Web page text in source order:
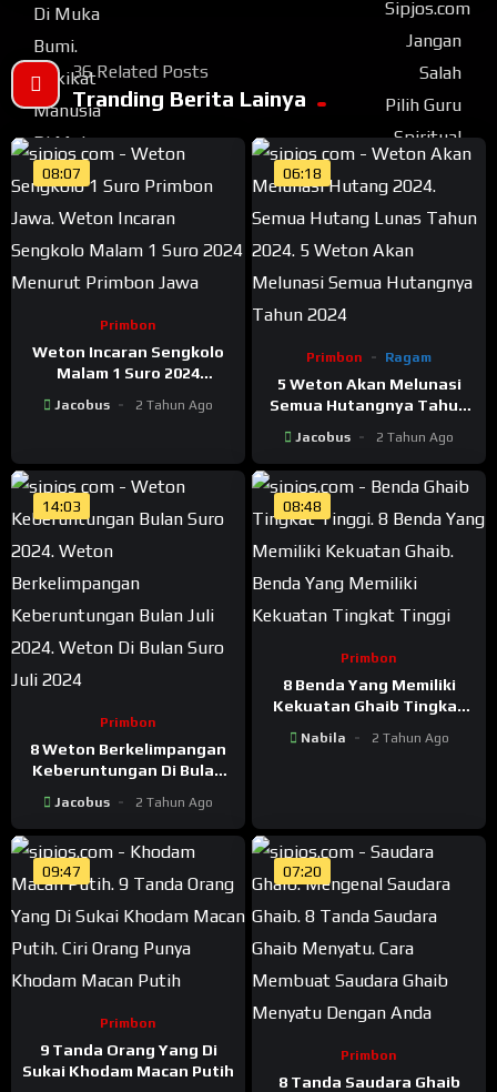
36 Related Posts
Tranding Berita Lainya
08:07
Primbon
Weton Incaran Sengkolo
Malam 1 Suro 2024
Jacobus 2 Tahun Ago
06:18
Primbon Ragam
5 Weton Akan Melunasi
Semua Hutangnya Tahun
Jacobus 2 Tahun Ago
14:03
Primbon
8 Weton Berkelimpangan
Keberuntungan Di Bulan
Jacobus 2 Tahun Ago
08:48
Primbon
8 Benda Yang Memiliki
Kekuatan Ghaib Tingkat
Nabila 2 Tahun Ago
09:47
Primbon
9 Tanda Orang Yang Di
Sukai Khodam Macan Putih
07:20
Primbon
8 Tanda Saudara Ghaib